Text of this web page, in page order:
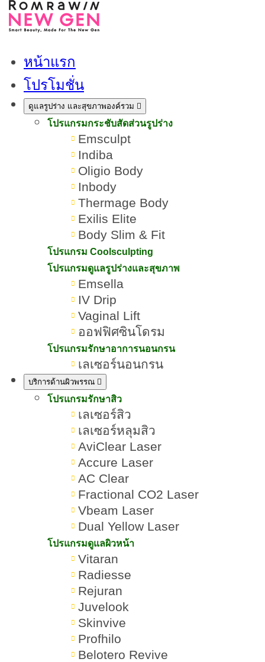
หน้าแรก
โปรโมชั่น
ดูแลรูปร่าง และสุขภาพองค์รวม
โปรแกรมกระชับสัดส่วนรูปร่าง
Emsculpt
Indiba
Oligio Body
Inbody
Thermage Body
Exilis Elite
Body Slim & Fit
โปรแกรม Coolsculpting
โปรแกรมดูแลรูปร่างและสุขภาพ
Emsella
IV Drip
Vaginal Lift
ออฟฟิศซินโดรม
โปรแกรมรักษาอาการนอนกรน
เลเซอร์นอนกรน
บริการด้านผิวพรรณ
โปรแกรมรักษาสิว
เลเซอร์สิว
เลเซอร์หลุมสิว
AviClear Laser
Accure Laser
AC Clear
Fractional CO2 Laser
Vbeam Laser
Dual Yellow Laser
โปรแกรมดูแลผิวหน้า
Vitaran
Radiesse
Rejuran
Juvelook
Skinvive
Profhilo
Belotero Revive
โปรแกรมโบท็อกซ์ Hugel
สัญชาติเกาหลี สรุปข้อดีก่อนฉีด
หน้าเรียว
ทีมผู้เชี่ยวชาญ ROMRAWIN CLINIC
โบท็อกซ์ Hugel , Hugel